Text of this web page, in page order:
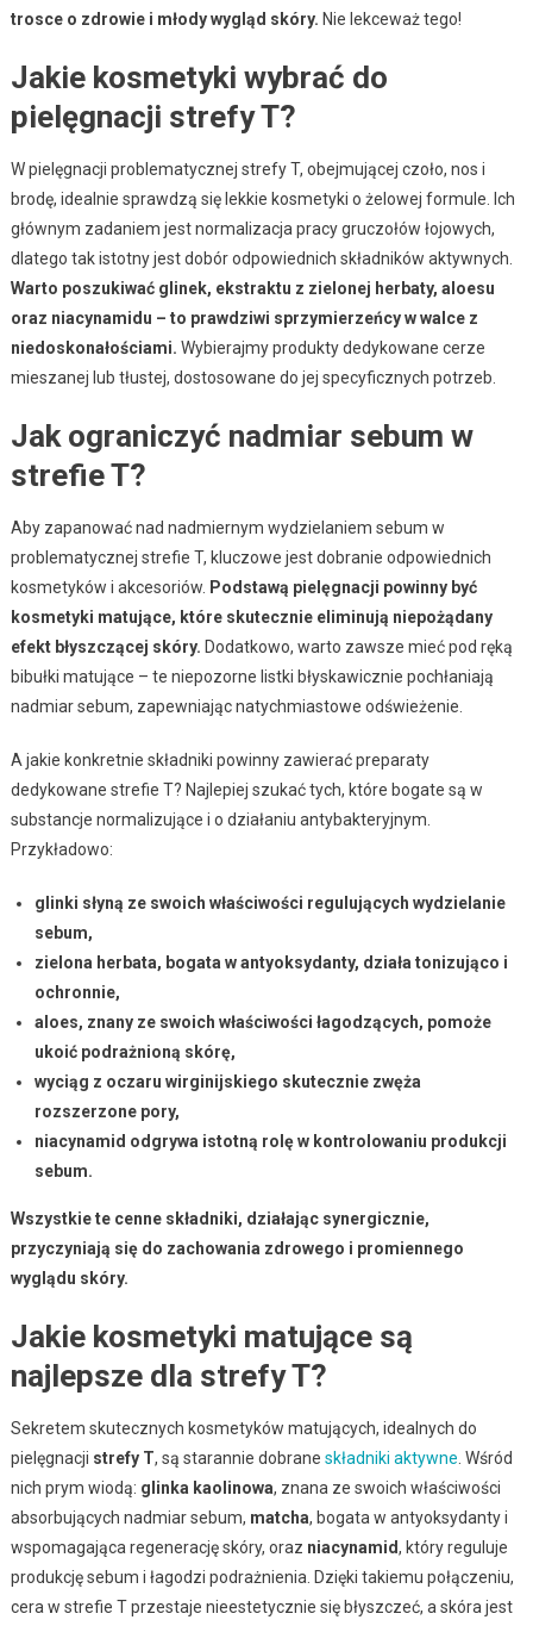
trosce o zdrowie i młody wygląd skóry. Nie lekceważ tego!
Jakie kosmetyki wybrać do
pielęgnacji strefy T?
W pielęgnacji problematycznej strefy T, obejmującej czoło, nos i
brodę, idealnie sprawdzą się lekkie kosmetyki o żelowej formule. Ich
głównym zadaniem jest normalizacja pracy gruczołów łojowych,
dlatego tak istotny jest dobór odpowiednich składników aktywnych.
Warto poszukiwać glinek, ekstraktu z zielonej herbaty, aloesu
oraz niacynamidu – to prawdziwi sprzymierzeńcy w walce z
niedoskonałościami. Wybierajmy produkty dedykowane cerze
mieszanej lub tłustej, dostosowane do jej specyficznych potrzeb.
Jak ograniczyć nadmiar sebum w
strefie T?
Aby zapanować nad nadmiernym wydzielaniem sebum w
problematycznej strefie T, kluczowe jest dobranie odpowiednich
kosmetyków i akcesoriów. Podstawą pielęgnacji powinny być
kosmetyki matujące, które skutecznie eliminują niepożądany
efekt błyszczącej skóry. Dodatkowo, warto zawsze mieć pod ręką
bibułki matujące – te niepozorne listki błyskawicznie pochłaniają
nadmiar sebum, zapewniając natychmiastowe odświeżenie.
A jakie konkretnie składniki powinny zawierać preparaty
dedykowane strefie T? Najlepiej szukać tych, które bogate są w
substancje normalizujące i o działaniu antybakteryjnym.
Przykładowo:
glinki słyną ze swoich właściwości regulujących wydzielanie
sebum,
zielona herbata, bogata w antyoksydanty, działa tonizująco i
ochronnie,
aloes, znany ze swoich właściwości łagodzących, pomoże
ukoić podrażnioną skórę,
wyciąg z oczaru wirginijskiego skutecznie zwęża
rozszerzone pory,
niacynamid odgrywa istotną rolę w kontrolowaniu produkcji
sebum.
Wszystkie te cenne składniki, działając synergicznie,
przyczyniają się do zachowania zdrowego i promiennego
wyglądu skóry.
Jakie kosmetyki matujące są
najlepsze dla strefy T?
Sekretem skutecznych kosmetyków matujących, idealnych do
pielęgnacji strefy T, są starannie dobrane składniki aktywne . Wśród
nich prym wiodą: glinka kaolinowa, znana ze swoich właściwości
absorbujących nadmiar sebum, matcha, bogata w antyoksydanty i
wspomagająca regenerację skóry, oraz niacynamid, który reguluje
produkcję sebum i łagodzi podrażnienia. Dzięki takiemu połączeniu,
cera w strefie T przestaje nieestetycznie się błyszczeć, a skóra jest